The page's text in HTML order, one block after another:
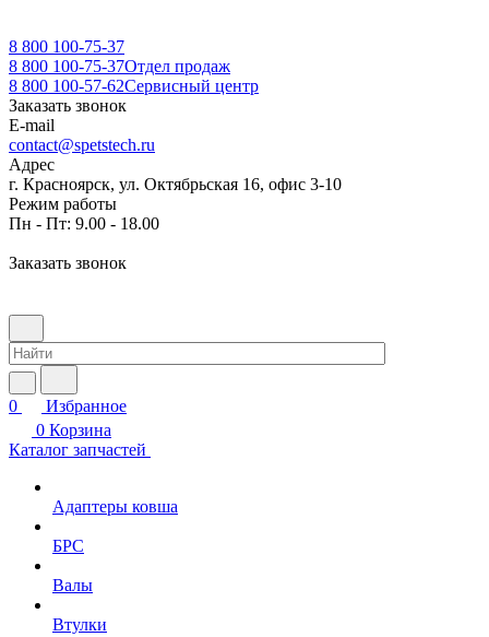
8 800 100-75-37
8 800 100-75-37Отдел продаж
8 800 100-57-62Сервисный центр
Заказать звонок
E-mail
contact@spetstech.ru
Адрес
г. Красноярск, ул. Октябрьская 16, офис 3-10
Режим работы
Пн - Пт: 9.00 - 18.00
Заказать звонок
0
Избранное
0 Корзина
Каталог запчастей
Адаптеры ковша
БРС
Валы
Втулки